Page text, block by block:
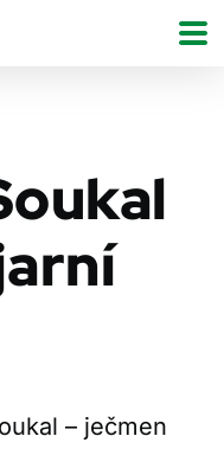
– ječmen